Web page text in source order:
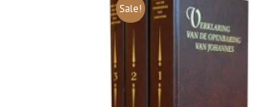
Sale!